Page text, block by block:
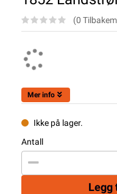
(0
Mer info
Ikke på lager.
Antall
Legg